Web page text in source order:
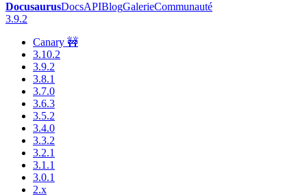
DocusaurusDocsAPIBlogGalerieCommunauté
3.9.2
Canary 🚧
3.10.2
3.9.2
3.8.1
3.7.0
3.6.3
3.5.2
3.4.0
3.3.2
3.2.1
3.1.1
3.0.1
2.x